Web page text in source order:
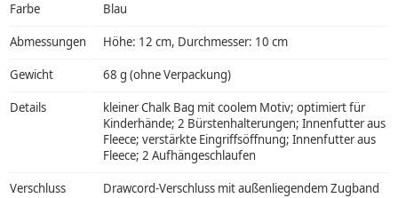
Farbe Blau
Abmessungen Höhe: 12 cm, Durchmesser: 10 cm
Gewicht 68 g (ohne Verpackung)
Details
kleiner Chalk Bag mit coolem Motiv; optimiert für
Kinderhände; 2 Bürstenhalterungen; Innenfutter aus
Fleece; verstärkte Eingriffsöffnung; Innenfutter aus
Fleece; 2 Aufhängeschlaufen
Verschluss Drawcord-Verschluss mit außenliegendem Zugband